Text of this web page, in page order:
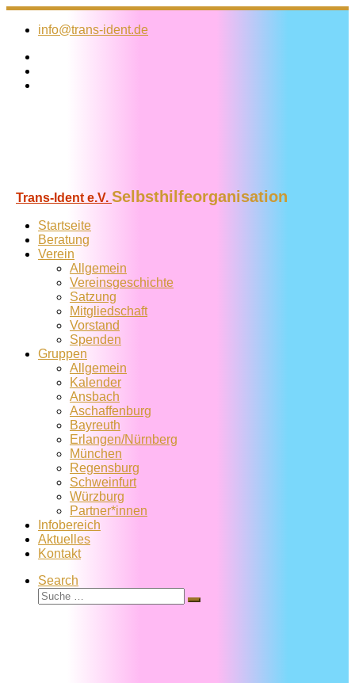
Zum
Inhalt
info@trans-ident.de
Trans-Ident e.V. Selbsthilfeorganisation
Startseite
Beratung
Verein
Allgemein
Vereins­geschichte
Satzung
Mitglied­schaft
Vorstand
Spenden
Gruppen
Allgemein
Kalender
Ansbach
Aschaffenburg
Bayreuth
Erlangen/Nürnberg
München
Regensburg
Schweinfurt
Würzburg
Partner*innen
Infobereich
Aktuelles
Kontakt
Search
Suche
Suche